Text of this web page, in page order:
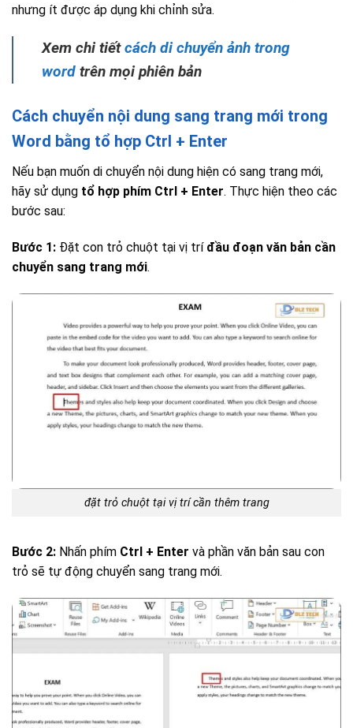
nhưng ít được áp dụng khi chỉnh sửa.
Xem chi tiếtcách di chuyển ảnh trong
word trên mọi phiên bản
Cách chuyển nội dung sang trang mới trong
Word bằng tổ hợp Ctrl + Enter
Nếu bạn muốn di chuyển nội dung hiện có sang trang mới,
hãy sử dụng tổ hợp phím Ctrl + Enter. Thực hiện theo các
bước sau:
Bước 1: Đặt con trỏ chuột tại vị trí đầu đoạn văn bản cần
chuyển sang trang mới.
đặt trỏ chuột tại vị trí cần thêm trang
Bước 2: Nhấn phím Ctrl + Enter và phần văn bản sau con
trỏ sẽ tự động chuyển sang trang mới.